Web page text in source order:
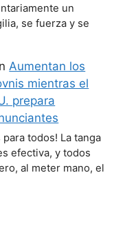
un
se fuerza y se
Aumentan los
mientras el
prepara
para todos! La tanga
efectiva, y todos
al meter mano, el